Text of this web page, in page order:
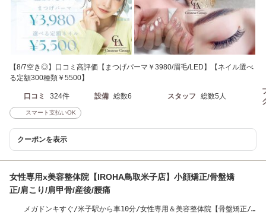
【8/7空き◎】口コミ高評価【まつげパーマ￥3980/眉毛/LED】【ネイル選べ
る定額300種類￥5500】
口コミ 324件 設備 総数6 スタッフ 総数5人
スマート支払いOK
クーポンを表示
女性専用x美容整体院【IROHA鳥取米子店】小顔矯正/骨盤矯
正/肩こり/肩甲骨/産後/腰痛
メガドンキすぐ/米子駅から車10分/女性専用＆美容整体院【骨盤矯正/